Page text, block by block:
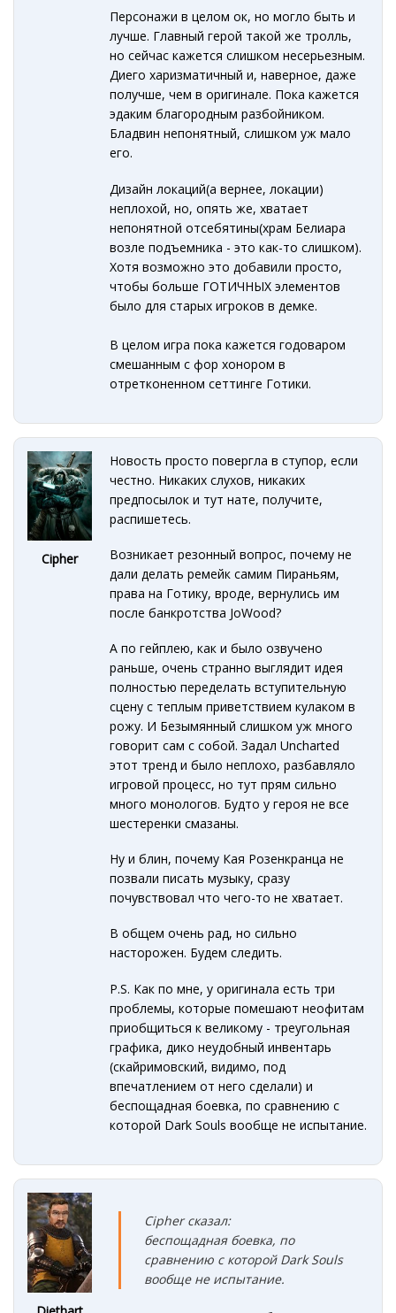
Персонажи в целом ок, но могло быть и
лучше. Главный герой такой же тролль,
но сейчас кажется слишком несерьезным.
Диего харизматичный и, наверное, даже
получше, чем в оригинале. Пока кажется
эдаким благородным разбойником.
Бладвин непонятный, слишком уж мало
его.
Дизайн локаций(а вернее, локации)
неплохой, но, опять же, хватает
непонятной отсебятины(храм Белиара
возле подъемника - это как-то слишком).
Хотя возможно это добавили просто,
чтобы больше ГОТИЧНЫХ элементов
было для старых игроков в демке.
В целом игра пока кажется годоваром
смешанным с фор хонором в
отретконенном сеттинге Готики.
Cipher
Новость просто повергла в ступор, если
честно. Никаких слухов, никаких
предпосылок и тут нате, получите,
распишетесь.
Возникает резонный вопрос, почему не
дали делать ремейк самим Пираньям,
права на Готику, вроде, вернулись им
после банкротства JoWood?
А по гейплею, как и было озвучено
раньше, очень странно выглядит идея
полностью переделать вступительную
сцену с теплым приветствием кулаком в
рожу. И Безымянный слишком уж много
говорит сам с собой. Задал Uncharted
этот тренд и было неплохо, разбавляло
игровой процесс, но тут прям сильно
много монологов. Будто у героя не все
шестеренки смазаны.
Ну и блин, почему Кая Розенкранца не
позвали писать музыку, сразу
почувствовал что чего-то не хватает.
В общем очень рад, но сильно
насторожен. Будем следить.
P.S. Как по мне, у оригинала есть три
проблемы, которые помешают неофитам
приобщиться к великому - треугольная
графика, дико неудобный инвентарь
(скайримовский, видимо, под
впечатлением от него сделали) и
беспощадная боевка, по сравнению с
которой Dark Souls вообще не испытание.
Cipher сказал:
беспощадная боевка, по
сравнению с которой Dark Souls
вообще не испытание.